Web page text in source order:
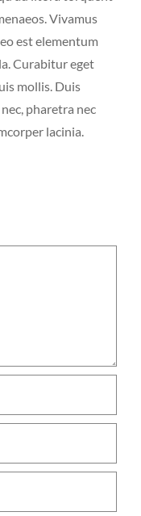
Vivamus
est elementum
Curabitur eget
mollis. Duis
pharetra nec
lacinia.